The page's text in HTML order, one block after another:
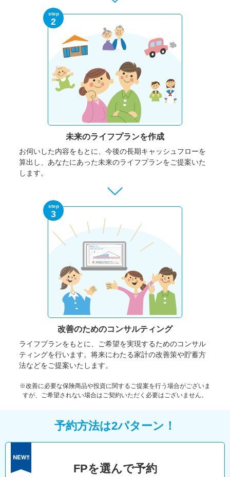
step
2
未来のライフプランを作成
お伺いした内容をもとに、今後の長期キャッシュフローを
算出し、あなたにあった未来のライフプランをご提案いた
します。
step
3
改善のためのコンサルティング
ライフプランをもとに、ご希望を実現するためのコンサル
ティングを行います。将来にわたる家計の改善策や貯蓄方
法などをご提案いたします。
※改善に必要な保険商品や投資に関するご提案を行う場合がございま
すが、ご希望されない場合はご契約いただく必要はございません。
予約方法は2パターン！
FPを選んで予約